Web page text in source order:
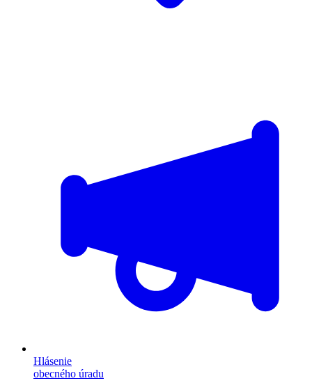
Hlásenie
obecného úradu